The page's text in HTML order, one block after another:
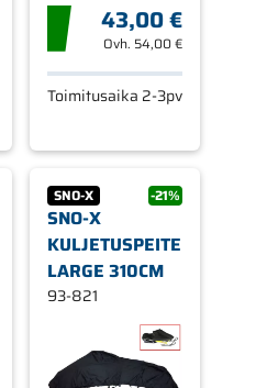
43,00 €
Ovh. 54,00 €
Toimitusaika 2-3pv
SNO-X -21%
SNO-X
KULJETUSPEITE
LARGE 310CM
93-821